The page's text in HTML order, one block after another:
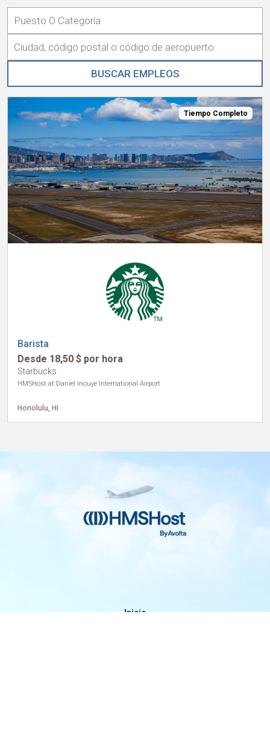
Colaboradores
Norteamérica
Internacional
Tiempo Completo
Barista
Desde 18,50 $ por hora
Starbucks
HMSHost at Daniel Inouye International Airport
Honolulu, HI
Inicio